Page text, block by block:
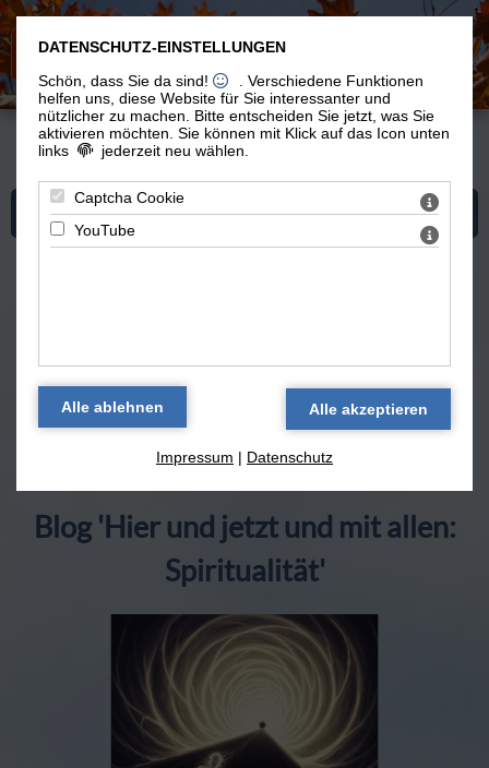
Du bist hier:Spiritualität>Blog 'Hier und jetzt und mit allen'
Mehr zum Thema "Spiritualität"
Erfahrung macht gewiss
(19.02.2019)
Blog 'Hier und jetzt und mit allen:
Spiritualität'
DATENSCHUTZ-EINSTELLUNGEN
Schön, dass Sie da sind!
. Verschiedene Funktionen
helfen uns, diese Website für Sie interessanter und
nützlicher zu machen.
Bitte entscheiden Sie jetzt, was Sie
aktivieren möchten. Sie können mit Klick auf das Icon unten
links
jederzeit neu wählen.
Captcha Cookie
YouTube
Impressum | Datenschutz